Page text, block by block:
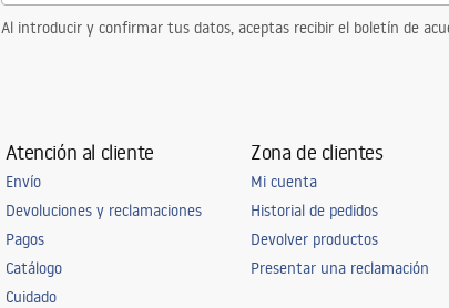
Al introducir y confirmar tus datos, aceptas recibir el boletín de
Atención al cliente
Envío
Devoluciones y reclamaciones
Pagos
Catálogo
Cuidado
Zona de clientes
Mi cuenta
Historial de pedidos
Devolver productos
Presentar una reclamación